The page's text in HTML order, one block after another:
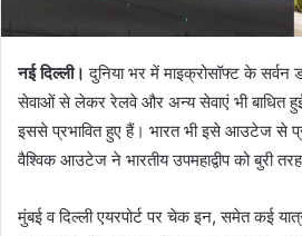
नई दिल्ली। दुनिया भर में माइक्रोसॉफ्ट के सर्वन
सेवाओं से लेकर रेलवे और अन्य सेवाएं भी बाधित
इससे प्रभावित हुए हैं। भारत भी इसे आउटेज से
वैश्विक आउटेज ने भारतीय उपमहाद्वीप को बुरी
मुंबई व दिल्ली एयरपोर्ट पर चेक इन, समेत कई